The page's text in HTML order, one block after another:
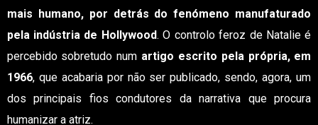
mais humano, por detrás do fenómeno manufaturado
pela indústria de Hollywood. O controlo feroz de Natalie é
percebido sobretudo num artigo escrito pela própria, em
1966, que acabaria por não ser publicado, sendo, agora, um
dos principais fios condutores da narrativa que procura
humanizar a atriz.